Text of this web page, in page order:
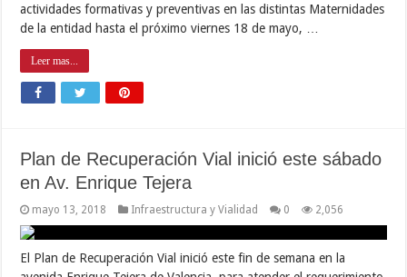
actividades formativas y preventivas en las distintas Maternidades
de la entidad hasta el próximo viernes 18 de mayo, …
Leer mas...
Plan de Recuperación Vial inició este sábado
en Av. Enrique Tejera
mayo 13, 2018 Infraestructura y Vialidad 0 2,056
El Plan de Recuperación Vial inició este fin de semana en la